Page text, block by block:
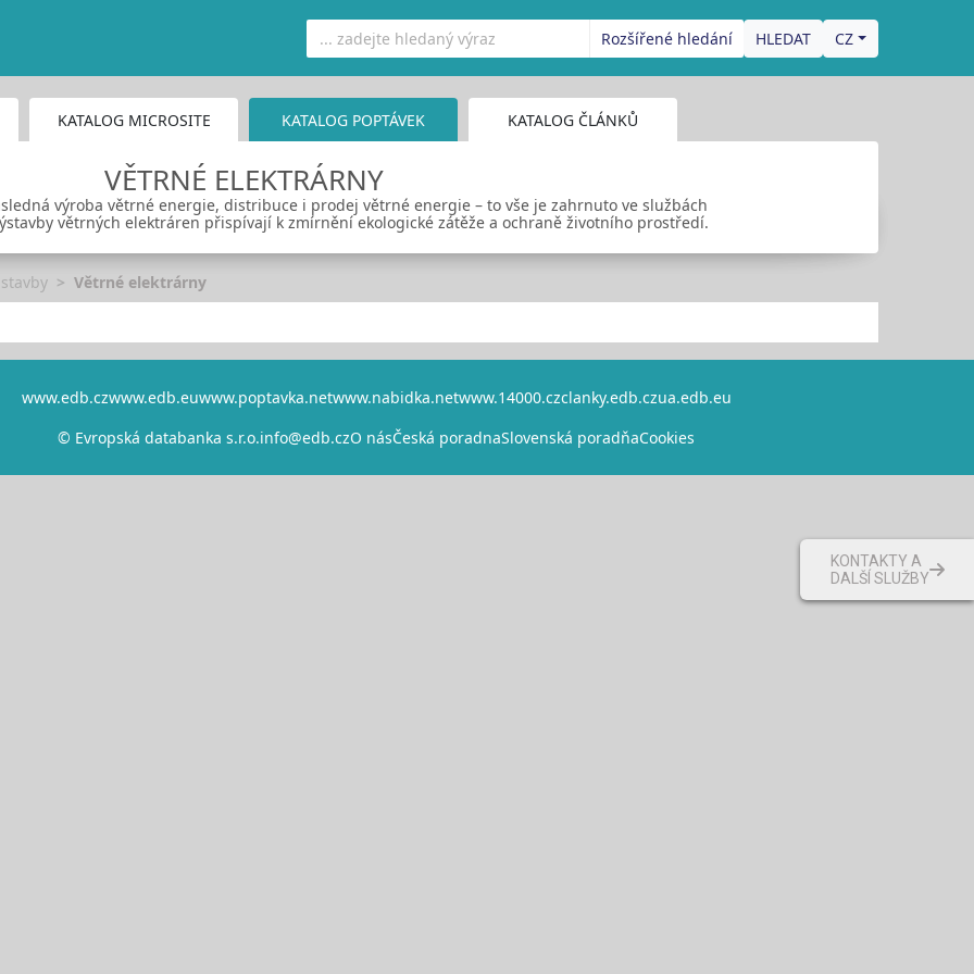
Rozšířené hledání CZ
KATALOG MICROSITE KATALOG POPTÁVEK KATALOG ČLÁNKŮ
VĚTRNÉ ELEKTRÁRNY
výroba větrné energie, distribuce i prodej větrné energie – to vše je zahrnuto ve službách
větrných elektráren přispívají k zmírnění ekologické zátěže a ochraně životního prostředí.
Větrné elektrárny
www.edb.czwww.edb.euwww.poptavka.netwww.nabidka.netwww.14000.czclanky.edb.czua.edb.eu
© Evropská databanka s.r.o.info@edb.czO násČeská poradnaSlovenská poradňaCookies
KONTAKTY A
DALŠÍ SLUŽBY